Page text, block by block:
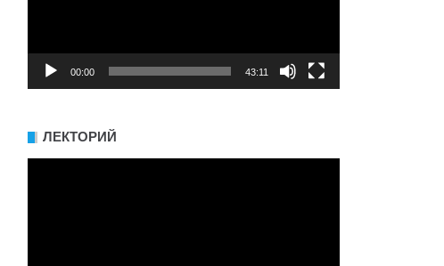
00:00 43:11
ЛЕКТОРИЙ